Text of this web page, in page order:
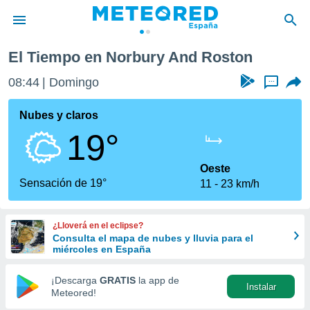
de
por
que se
calidad.
a este
las
y
forma
digital
basada
El Tiempo en Norbury And Roston
08:44 Domingo ...
Nubes y claros
19°
Sensación de 19°
Oeste
11
23 km/h
¿Lloverá en el eclipse?
Consulta el mapa de nubes y lluvia para el
miércoles en España
¡Descarga GRATIS la app de
Meteored!
Instalar